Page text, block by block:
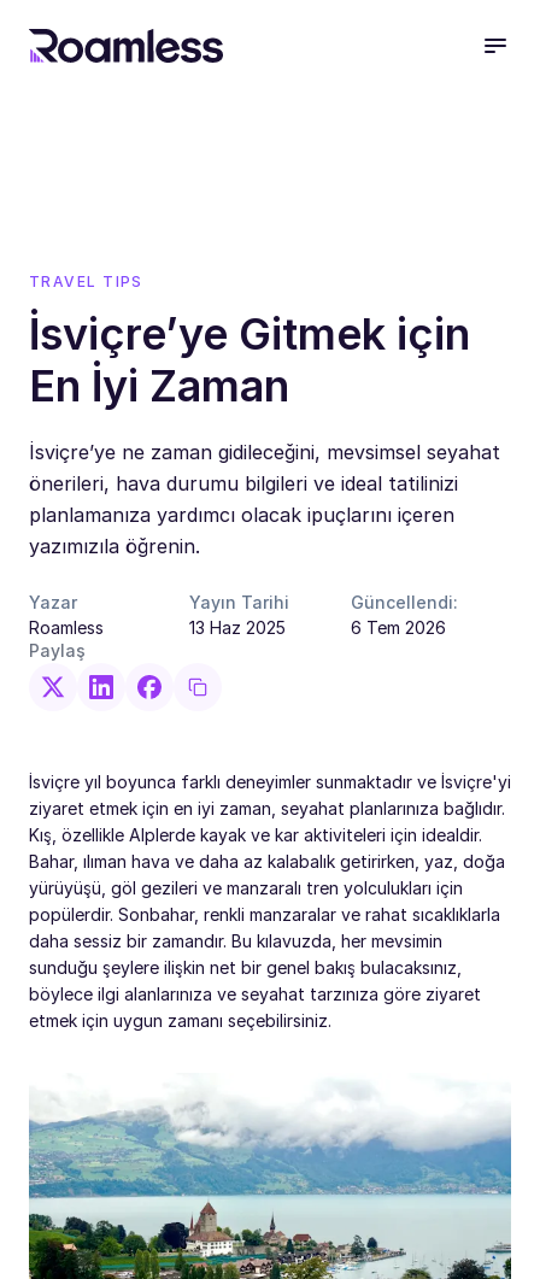
TRAVEL TIPS
İsviçre’ye Gitmek için
En İyi Zaman
İsviçre’ye ne zaman gidileceğini, mevsimsel seyahat
önerileri, hava durumu bilgileri ve ideal tatilinizi
planlamanıza yardımcı olacak ipuçlarını içeren
yazımızıla öğrenin.
Yazar
Roamless
Yayın Tarihi
13 Haz 2025
Güncellendi:
6 Tem 2026
Paylaş
İsviçre yıl boyunca farklı deneyimler sunmaktadır ve İsviçre'yi
ziyaret etmek için en iyi zaman, seyahat planlarınıza bağlıdır.
Kış, özellikle Alplerde kayak ve kar aktiviteleri için idealdir.
Bahar, ılıman hava ve daha az kalabalık getirirken, yaz, doğa
yürüyüşü, göl gezileri ve manzaralı tren yolculukları için
popülerdir. Sonbahar, renkli manzaralar ve rahat sıcaklıklarla
daha sessiz bir zamandır. Bu kılavuzda, her mevsimin
sunduğu şeylere ilişkin net bir genel bakış bulacaksınız,
böylece ilgi alanlarınıza ve seyahat tarzınıza göre ziyaret
etmek için uygun zamanı seçebilirsiniz.